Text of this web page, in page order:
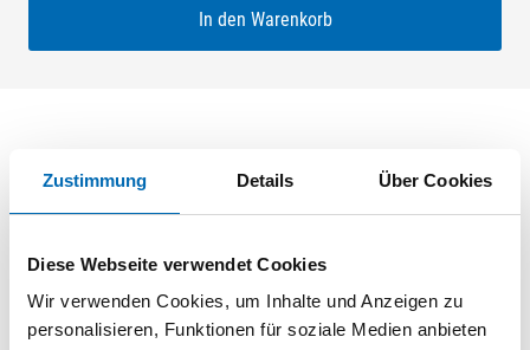
Zustimmung Details Über Cookies
Diese Webseite verwendet Cookies
Wir verwenden Cookies, um Inhalte und Anzeigen zu
personalisieren, Funktionen für soziale Medien anbieten
In den Warenkorb
Produktbeschreibung
1020mm Flachstulp 24x2,5mm L:2285,0mm Eckig Maße: A1
optional ferGUard*silber